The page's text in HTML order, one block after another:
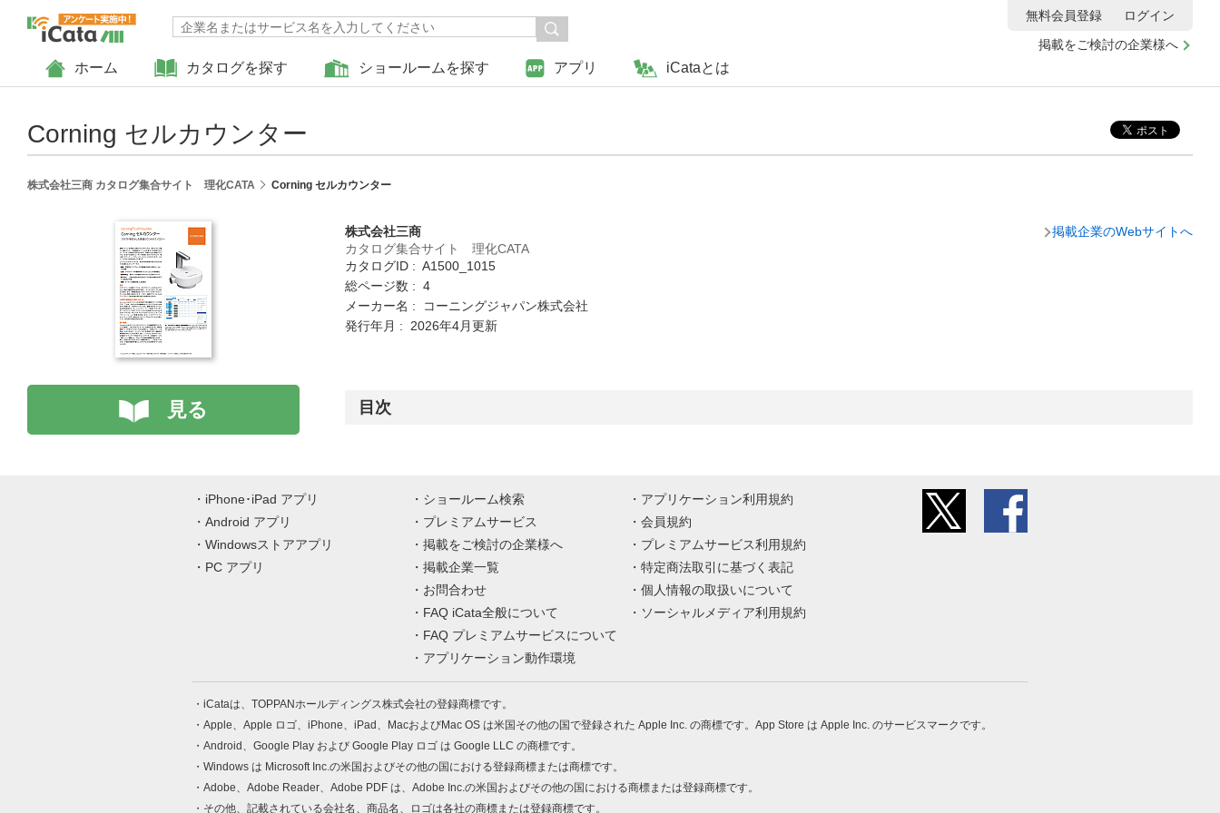
ホーム カタログを探す ショールームを探す アプリ iCataとは
掲載をご検討の企業様へ
無料会員登録 ログイン
Corning セルカウンター
株式会社三商 カタログ集合サイト 理化CATA Corning セルカウンター
見る
株式会社三商
カタログ集合サイト 理化CATA
カタログID : A1500_1015
総ページ数 : 4
メーカー名 : コーニングジャパン株式会社
発行年月 : 2026年4月更新
掲載企業のWebサイトへ
目次
iPhone･iPad アプリ
Android アプリ
Windowsストアアプリ
PC アプリ
ショールーム検索
プレミアムサービス
掲載をご検討の企業様へ
掲載企業一覧
お問合わせ
FAQ iCata全般について
FAQ プレミアムサービスについて
アプリケーション動作環境
アプリケーション利用規約
会員規約
プレミアムサービス利用規約
特定商法取引に基づく表記
個人情報の取扱いについて
ソーシャルメディア利用規約
iCataは、TOPPANホールディングス株式会社の登録商標です。
Apple、Apple ロゴ、iPhone、iPad、MacおよびMac OS は米国その他の国で登録された Apple Inc. の商標です。App Store は Apple Inc. のサービスマークです。
Android、Google Play および Google Play ロゴ は Google LLC の商標です。
Windows は Microsoft Inc.の米国およびその他の国における登録商標または商標です。
Adobe、Adobe Reader、Adobe PDF は、Adobe Inc.の米国およびその他の国における商標または登録商標です。
その他、記載されている会社名、商品名、ロゴは各社の商標または登録商標です。